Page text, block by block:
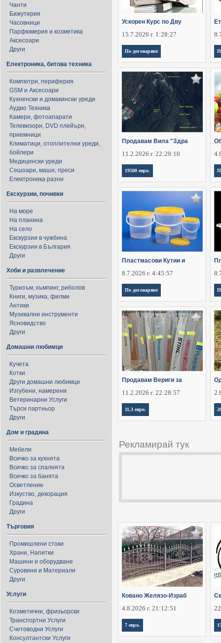
Чанти
Бижутерия
Часовници
Парфюмерия и козметика
Аксесоари
Други
Електроника, битова техника
Компютри, периферия
GSM и Аксесоари
Кухненски и домакински уреди
Аудио Техника
Камери, фотоапарати
Телевизори, DVD плейъри,
приемници
Климатици, отоплителни уреди,
бойлери
Медицински уреди
Сешоари, маши, преси
Електроника разни
Екскурзии, почивки
На море
На планина
На село
Екскурзии в чужбина
Екскурзии в България
Други
Хоби и развлечение
Туризъм, къмпинг, риболов
Книги, музика, филми
Антики
Музикални инструменти
Ясновидство
Други
Домашни любимци
Кучета
Котки
Други домашни любимци
Изгубени, намерени
Ветеринарни Услуги
Търси партньор
Други
Дом и градина
Мебели
Всичко за кухнята
Всичко за спалнята
Всичко за банята
Осветление
Изкуство, декорация
Градина
Други
Търговия
Промишлени стоки
Храни, Напитки
Машини и оборудване
Суровини и Материали
Други
Услуги
Козметични, фризьорски
Транспортни Услуги
Счетоводни Услуги
Консултантски Услуги
Ускорен Курс по Дву
15.7.2026 г. 1:28:27
По договаряне
Продавам Вила "Здра
11.2.2026 г. 22:29:10
19500 евро.
Пластмасови Кутии и
8.7.2026 г. 4:45:57
По договаряне
Продавам Вериги за
11.2.2026 г. 22:28:57
11,3 евро.
Рекламирай тук
Ковано Желязо-Израб
4.8.2026 г. 21:12:51
7 евро.